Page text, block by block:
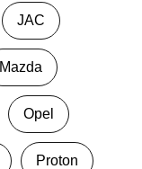
JAC
Mazda
Opel
Proton